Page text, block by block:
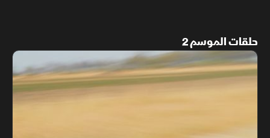
حلقات الموسم 2